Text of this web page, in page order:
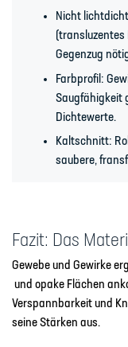
Nicht
(transluzentes
Gegenzug
Farbprofil:
Saugfähigkeit
Dichtewerte.
Kaltschnitt:
saubere,
Fazit: Das
Gewebe und Gewirke
und opake Flächen
Verspannbarkeit und
seine Stärken aus.